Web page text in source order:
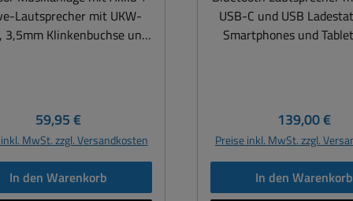
Lautsprecher mit UKW-
3,5mm Klinkenbuchse und
! + Lange Akku-
bis zu 5 Stunden oder
bei 50% Lautstärke +
gegen allseitiges
Regulärer Preis:
59,95 €
MwSt. zzgl. Versandkosten
In den Warenkorb
USB-C und USB
Smartphones und
zwei ultraschnellen
Ladeanschlüssen.
Lautsprechersystem
seinen 40W RMS
Regulärer
139,00 €
Preise inkl. MwSt. zzgl.
In den Warenkorb